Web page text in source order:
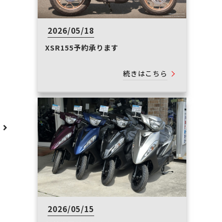
2026/05/18
XSR155予約承ります
続きはこちら
2026/05/15